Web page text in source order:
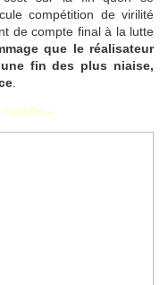
compétition de virilité
de compte final à la lutte
que le réalisateur
fin des plus niaise,
famille »